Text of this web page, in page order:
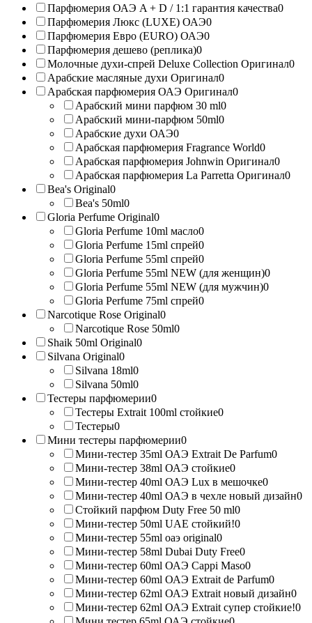
Парфюмерия ОАЭ A + D / 1:1 гарантия качества0
Парфюмерия Люкс (LUXE) ОАЭ0
Парфюмерия Евро (EURO) ОАЭ0
Парфюмерия дешево (реплика)0
Молочные духи-спрей Deluxe Collection Оригинал0
Арабские масляные духи Оригинал0
Арабская парфюмерия ОАЭ Оригинал0
Арабский мини парфюм 30 ml0
Арабский мини-парфюм 50ml0
Арабские духи ОАЭ0
Арабская парфюмерия Fragrance World0
Арабская парфюмерия Johnwin Оригинал0
Арабская парфюмерия La Parretta Оригинал0
Bea's Original0
Bea's 50ml0
Gloria Perfume Original0
Gloria Perfume 10ml масло0
Gloria Perfume 15ml спрей0
Gloria Perfume 55ml спрей0
Gloria Perfume 55ml NEW (для женщин)0
Gloria Perfume 55ml NEW (для мужчин)0
Gloria Perfume 75ml спрей0
Narcotique Rose Original0
Narcotique Rose 50ml0
Shaik 50ml Original0
Silvana Original0
Silvana 18ml0
Silvana 50ml0
Тестеры парфюмерии0
Тестеры Extrait 100ml стойкие0
Тестеры0
Мини тестеры парфюмерии0
Мини-тестер 35ml ОАЭ Extrait De Parfum0
Мини-тестер 38ml ОАЭ стойкие0
Мини-тестер 40ml ОАЭ Lux в мешочке0
Мини-тестер 40ml ОАЭ в чехле новый дизайн0
Стойкий парфюм Duty Free 50 ml0
Мини-тестер 50ml UAE стойкий!0
Мини-тестер 55ml оаэ original0
Мини-тестер 58ml Dubai Duty Free0
Мини-тестер 60ml ОАЭ Cappi Maso0
Мини-тестер 60ml ОАЭ Extrait de Parfum0
Мини-тестер 62ml ОАЭ Extrait новый дизайн0
Мини-тестер 62ml ОАЭ Extrait супер стойкие!0